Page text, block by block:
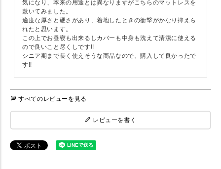
気になり、本来の用途とは異なりますがこちらのマットレスを
敷いてみました。
適度な厚さと硬さがあり、着地したときの衝撃がかなり抑えら
れたと思います。
この上でお昼寝も出来るしカバーも中身も洗えて清潔に使える
ので良いこと尽くしです!!
シニア期まで長く使えそうな商品なので、購入して良かったで
す!!
すべてのレビューを見る
レビューを書く